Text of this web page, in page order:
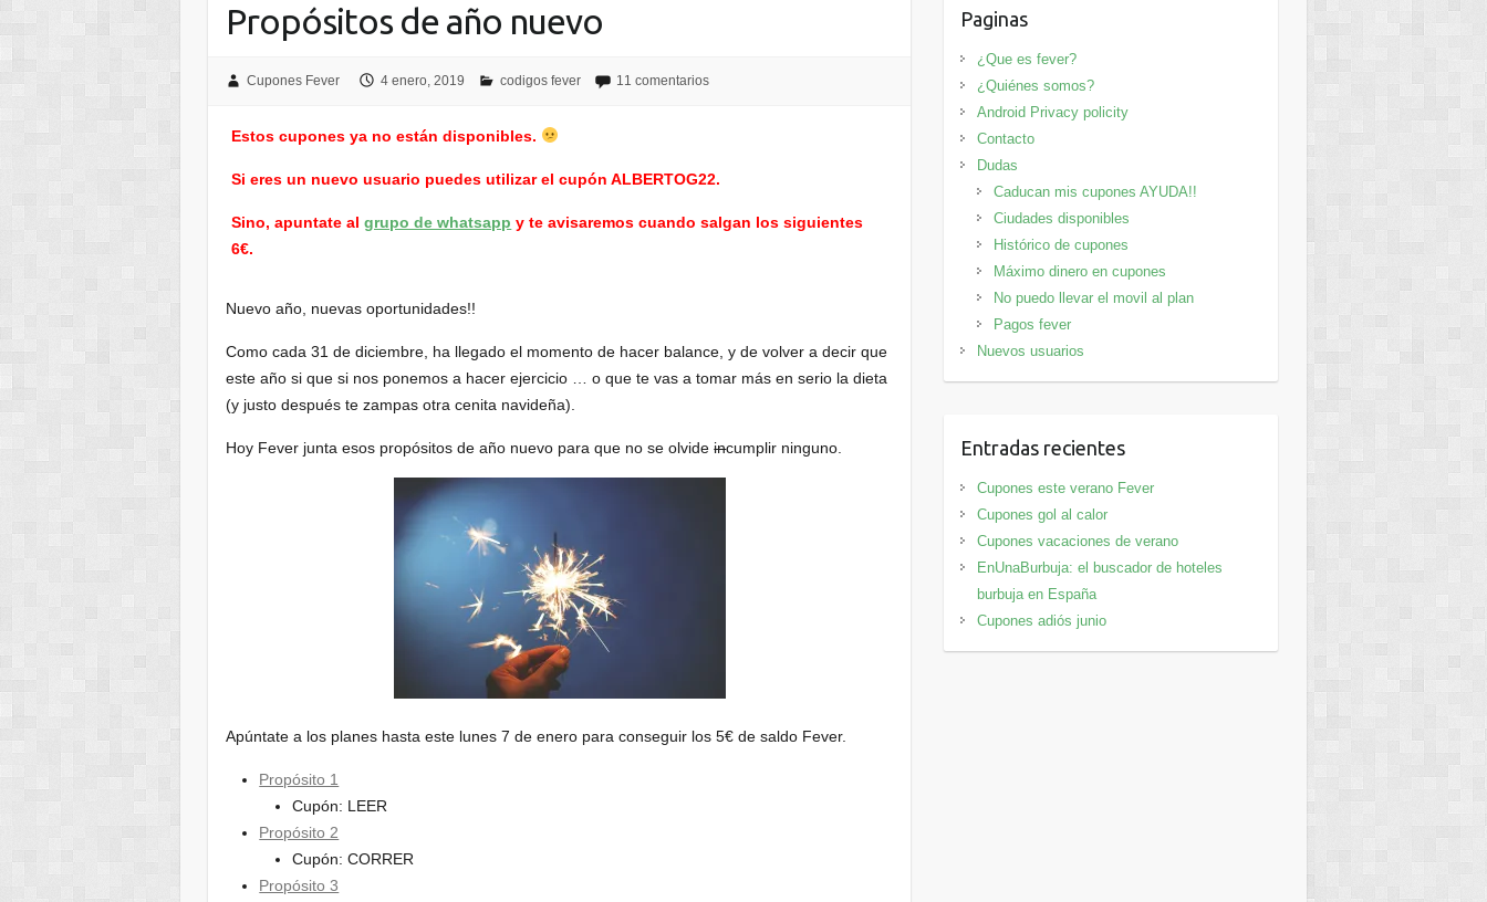
Propósitos de año nuevo
Cupones Fever 4 enero, 2019 codigos fever 11 comentarios
Estos cupones ya no están disponibles.
Si eres un nuevo usuario puedes utilizar el cupón ALBERTOG22.
Sino, apuntate algrupo de whatsapp y te avisaremos cuando salgan los siguientes
6€.
Nuevo año, nuevas oportunidades!!
Como cada 31 de diciembre, ha llegado el momento de hacer balance, y de volver a decir que
este año si que si nos ponemos a hacer ejercicio … o que te vas a tomar más en serio la dieta
(y justo después te zampas otra cenita navideña).
Hoy Fever junta esos propósitos de año nuevo para que no se olvideincumplir ninguno.
Apúntate a los planes hasta este lunes 7 de enero para conseguir los 5€ de saldo Fever.
Propósito 1
Cupón: LEER
Propósito 2
Cupón: CORRER
Propósito 3
Paginas
¿Que es fever?
¿Quiénes somos?
Android Privacy policity
Contacto
Dudas
Caducan mis cupones AYUDA!!
Ciudades disponibles
Histórico de cupones
Máximo dinero en cupones
No puedo llevar el movil al plan
Pagos fever
Nuevos usuarios
Entradas recientes
Cupones este verano Fever
Cupones gol al calor
Cupones vacaciones de verano
EnUnaBurbuja: el buscador de hoteles
burbuja en España
Cupones adiós junio